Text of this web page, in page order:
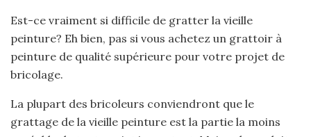
Est-ce vraiment si difficile de gratter la vieille
peinture? Eh bien, pas si vous achetez un grattoir à
peinture de qualité supérieure pour votre projet de
bricolage.
La plupart des bricoleurs conviendront que le
grattage de la vieille peinture est la partie la moins